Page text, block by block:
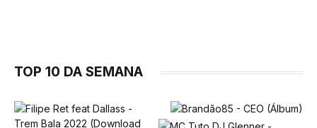
TOP 10 DA SEMANA